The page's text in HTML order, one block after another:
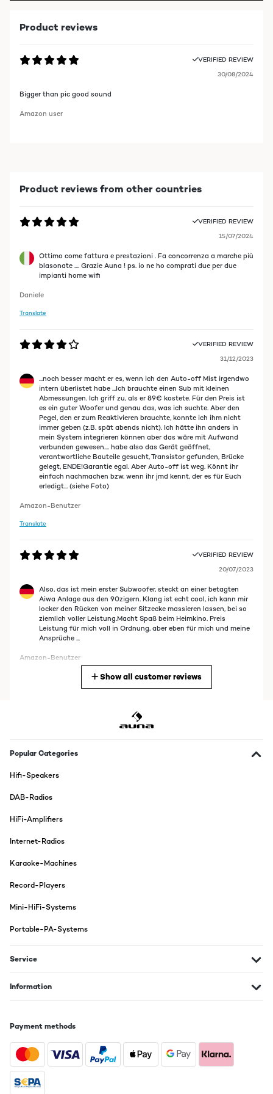
Product reviews
VERIFIED REVIEW
30/08/2024
Bigger than pic good sound
Amazon user
Product reviews from other countries
VERIFIED REVIEW
15/07/2024
Ottimo come fattura e prestazioni . Fa concorrenza a marche più
blasonate .... Grazie Auna ! ps. io ne ho comprati due per due
impianti home wifi
Daniele
Translate
VERIFIED REVIEW
31/12/2023
...noch besser macht er es, wenn ich den Auto-off Mist irgendwo
intern überlistet habe ...Ich brauchte einen Sub mit kleinen
Abmessungen. Ich griff zu, als er 89€ kostete. Für den Preis ist
es ein guter Woofer und genau das, was ich suchte. Aber den
Pegel, den er zum Reaktivieren brauchte, konnte ich ihm nicht
immer geben (z.B. spät abends nicht). Ich hätte ihn anders in
mein System integrieren können aber das wäre mit Aufwand
verbunden gewesen.... habe also das Gerät geöffnet,
verantwortliche Bauteile gesucht, Transistor gefunden, Brücke
gelegt, ENDE!Garantie egal. Aber Auto-off ist weg. Könnt ihr
einfach nachmachen bzw. wenn ihr jmd kennt, der es für Euch
erledigt... (siehe Foto)
Amazon-Benutzer
Translate
VERIFIED REVIEW
20/07/2023
Also, das ist mein erster Subwoofer, steckt an einer betagten
Aiwa Anlage aus den 90zigern. Klang ist echt cool, ich kann mir
locker den Rücken von meiner Sitzecke massieren lassen, bei so
ziemlich voller Leistung.Macht Spaß beim Heimkino. Preis
Leistung für mich voll in Ordnung, aber eben für mich und meine
Ansprüche ...
Amazon-Benutzer
percepisce subito che si tratta di un prodotto di qualità. Il
potenti e chiari. Collegandolo al televisore tutti i suoni e gli
effetti delle scene d’azione, vengono amplificati in maniera
Sono molto soddisfatto del prodotto e lo consiglio per chi vuole
Genau, was ich gesucht habe! Der Subwoofer passt durch seine
den Rand, aber in der Mitte hat die Couch nur einen Bezug an der
sichtbar ist.Der Klang ist dafür, dass er "nur" 80 Watt hat,
80 Watt. Ich habe nur Microsatelliten als Frontspeaker, daher ist
Töne sind sauber und auf den Punkt, also alles so wie es sein
soll. Betreibe ihn am SW-Ausgang eines Onkyo-AV-Receivers
Amazon-Benutzer
Show all customer reviews
Popular Categories
Hifi-Speakers
DAB-Radios
HiFi-Amplifiers
Internet-Radios
Karaoke-Machines
Record-Players
Mini-HiFi-Systems
Portable-PA-Systems
Service
Information
Payment methods